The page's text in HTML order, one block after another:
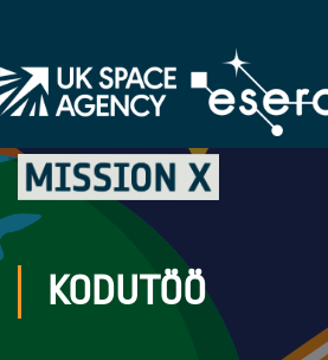
KODUTÖÖ